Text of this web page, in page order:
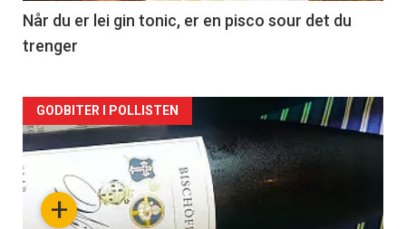
2
Når du er lei gin tonic, er en pisco sour det du
trenger
Forsiden
akkurat
nå+
GODBITER I POLLISTEN